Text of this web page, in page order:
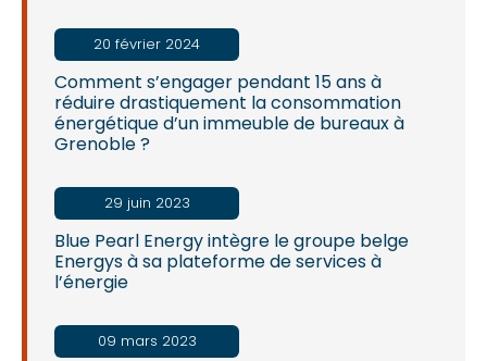
Comment s’engager pendant 15 ans à
réduire drastiquement la consommation
énergétique d’un immeuble de bureaux à
Grenoble ?
20 février 2024
Blue Pearl Energy intègre le groupe belge
Energys à sa plateforme de services à
l’énergie
29 juin 2023
09 mars 2023